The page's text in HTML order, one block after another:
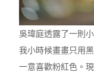
吳瑋庭透露了一則
我小時候畫畫只用
一意喜歡粉紅色。